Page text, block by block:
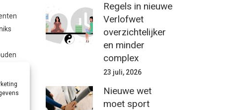
Regels in nieuwe
Verlofwet
overzichtelijker
en minder
complex
23 juli, 2026
Nieuwe wet
moet sport